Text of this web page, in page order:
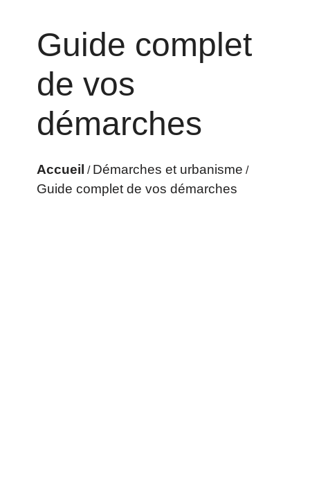
Guide complet
de vos
démarches
Accueil / Démarches et urbanisme /
Guide complet de vos démarches